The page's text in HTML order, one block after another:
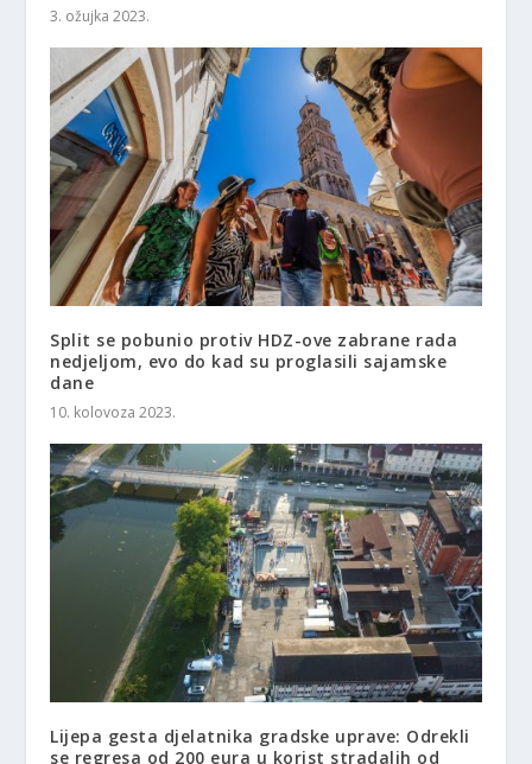
3. ožujka 2023.
Split se pobunio protiv HDZ-ove zabrane rada
nedjeljom, evo do kad su proglasili sajamske
dane
10. kolovoza 2023.
Lijepa gesta djelatnika gradske uprave: Odrekli
se regresa od 200 eura u korist stradalih od